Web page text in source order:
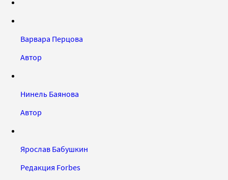
Варвара Перцова
Автор
Нинель Баянова
Автор
Ярослав Бабушкин
Редакция Forbes